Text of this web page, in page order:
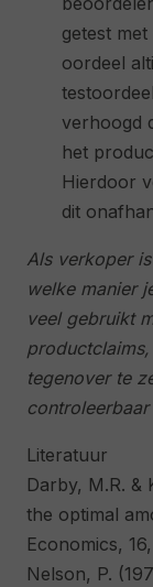
getest
oordeel
verhoogd
het
Hierdoor
dit
Als verkoper
welke manier
veel gebruikt
tegenover te
controleerbaar
Literatuur
Darby, M.R. &
the optimal
Economics,
Nelson, P.